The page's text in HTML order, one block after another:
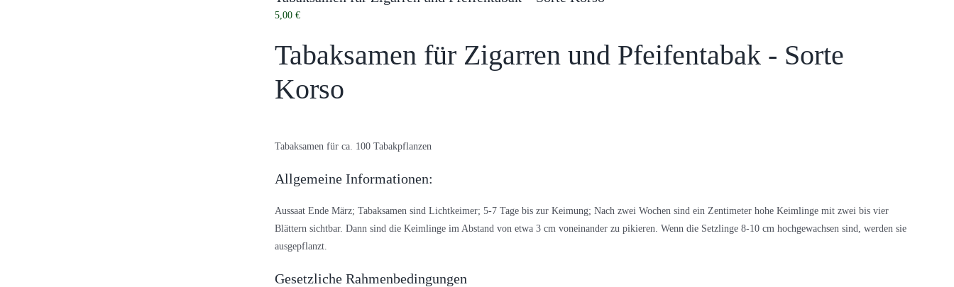
5,00 €
Tabaksamen für Zigarren und Pfeifentabak - Sorte
Korso
Tabaksamen für ca. 100 Tabakpflanzen
Allgemeine Informationen:
Aussaat Ende März; Tabaksamen sind Lichtkeimer; 5-7 Tage bis zur Keimung; Nach zwei Wochen sind ein Zentimeter hohe Keimlinge mit zwei bis vier
Blättern sichtbar. Dann sind die Keimlinge im Abstand von etwa 3 cm voneinander zu pikieren. Wenn die Setzlinge 8-10 cm hochgewachsen sind, werden sie
ausgepflanzt.
Gesetzliche Rahmenbedingungen